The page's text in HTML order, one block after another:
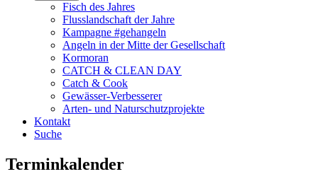
Fisch des Jahres
Flusslandschaft der Jahre
Kampagne #gehangeln
Angeln in der Mitte der Gesellschaft
Kormoran
CATCH & CLEAN DAY
Catch & Cook
Gewässer-Verbesserer
Arten- und Naturschutzprojekte
Kontakt
Suche
Terminkalender